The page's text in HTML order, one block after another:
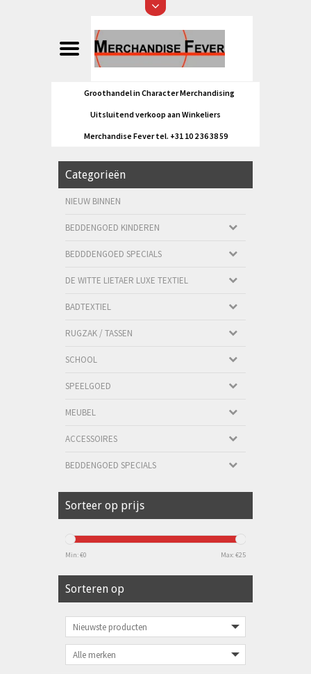
Groothandel in Character Merchandising
Uitsluitend verkoop aan Winkeliers
Merchandise Fever tel. +31 10 2 36 38 59
Categorieën
NIEUW BINNEN
BEDDENGOED KINDEREN
BEDDDENGOED SPECIALS
DE WITTE LIETAER LUXE TEXTIEL
BADTEXTIEL
RUGZAK / TASSEN
SCHOOL
SPEELGOED
MEUBEL
ACCESSOIRES
BEDDENGOED SPECIALS
Sorteer op prijs
Min: €0 Max: €25
Sorteren op